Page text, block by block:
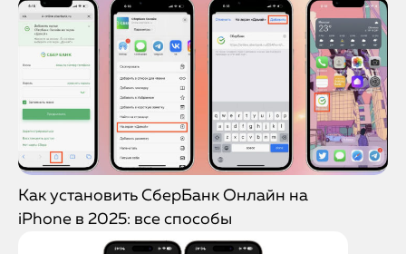
Как установить СберБанк Онлайн на
iPhone в 2025: все способы